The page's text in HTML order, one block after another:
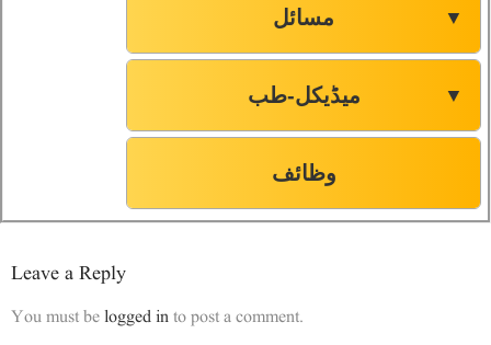
مسائل ▼
میڈیکل-طب ▼
وظائف
Leave a Reply
You must belogged into post a comment.